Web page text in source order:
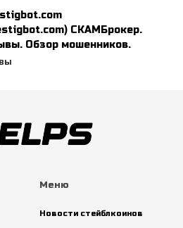
СКАМБрокер.
Обзор мошенников.
Меню
Новости стейблкоинов